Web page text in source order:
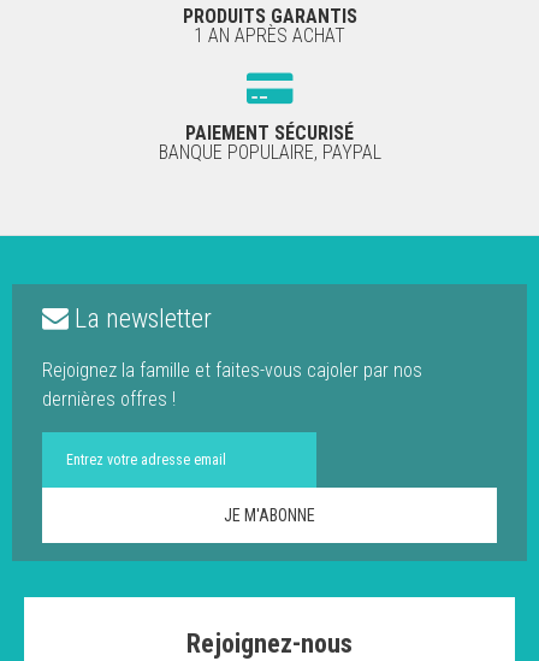
PRODUITS GARANTIS
1 AN APRÈS ACHAT
PAIEMENT SÉCURISÉ
BANQUE POPULAIRE, PAYPAL
La newsletter
Rejoignez la famille et faites-vous cajoler par nos
dernières offres !
Rejoignez-nous